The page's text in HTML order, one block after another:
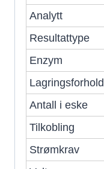
Analytt
Resultattype
Enzym
Lagringsforhold
Antall i eske
Tilkobling
Strømkrav